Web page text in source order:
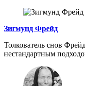
Зигмунд Фрейд
Толкователь снов
нестандартным